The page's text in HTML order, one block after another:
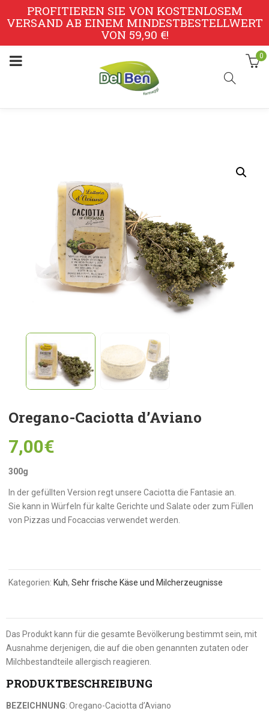
PROFITIEREN SIE VON KOSTENLOSEM
VERSAND AB EINEM MINDESTBESTELLWERT
VON 59,90 €!
0
Oregano-Caciotta d’Aviano
7,00€
300g
In der gefüllten Version regt unsere Caciotta die Fantasie an.
Sie kann in Würfeln für kalte Gerichte und Salate oder zum Füllen
von Pizzas und Focaccias verwendet werden.
Kategorien: Kuh,Sehr frische Käse und Milcherzeugnisse
Das Produkt kann für die gesamte Bevölkerung bestimmt sein, mit
Ausnahme derjenigen, die auf die oben genannten zutaten oder
Milchbestandteile allergisch reagieren.
PRODUKTBESCHREIBUNG
BEZEICHNUNG: Oregano-Caciotta d’Aviano